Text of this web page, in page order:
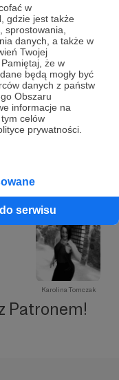
w
gdzie jest także
sprostowania,
danych, a także w
Twojej
że w
będą mogły być
danych z państw
Obszaru
informacje na
celów
prywatności.
serwisu
lekcji online +
wysłać mi
online 1:1 💚
Limit: 20
Karolina Tomczak
Patronem!